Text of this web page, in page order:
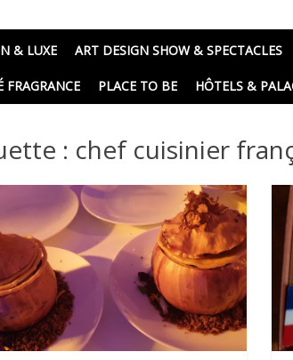
& LUXE ART DESIGN SHOW & SPECTACLES
FRAGRANCE PLACE TO BE HÔTELS &
: chef cuisinier